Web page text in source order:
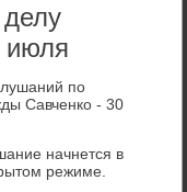
июля
по
Савченко - 30
начнется в
режиме.